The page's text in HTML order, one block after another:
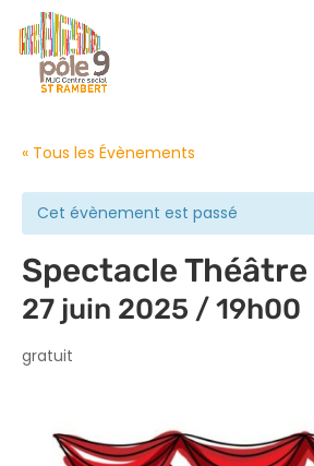
« Tous les Évènements
Cet évènement est passé
Spectacle Théâtre
27 juin 2025 / 19h00
gratuit